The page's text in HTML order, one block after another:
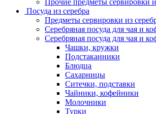
Посуда из серебра
Предметы сервировки из
Серебряная посуда для чая и
Серебряная посуда для чая и
Чашки, кружки
Подстаканники
Блюдца
Сахарницы
Ситечки, подставки
Чайники, кофейники
Молочники
Турки